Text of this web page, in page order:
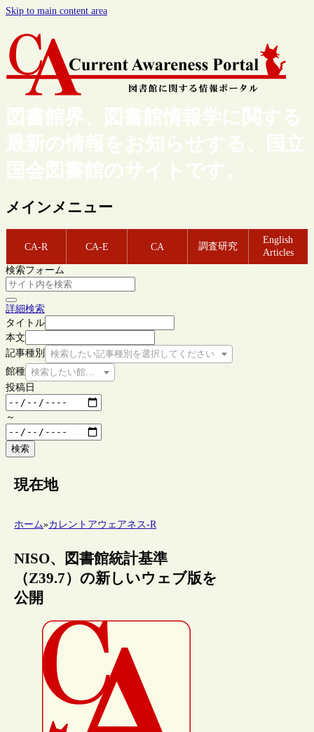
Skip to main content area
図書館界、図書館情報学に関する
最新の情報をお知らせする、国立
国会図書館のサイトです。
メインメニュー
CA-R CA-E CA 調査研究
English
Articles
検索フォーム
詳細検索
タイトル
本文
記事種別
検索したい記事種別を選択してください
館種 検索したい館種を選択してください
投稿日
～
検索
現在地
ホーム»カレントアウェアネス-R
NISO、図書館統計基準
（Z39.7）の新しいウェブ版を
公開